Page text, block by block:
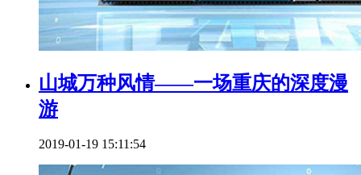
山城万种风情——一场重庆的深度漫
游
2019-01-19 15:11:54